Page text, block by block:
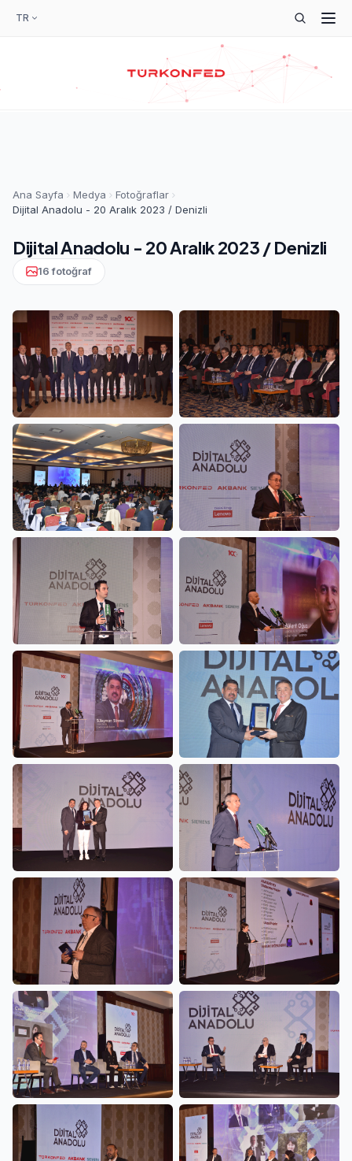
TR
Ana Sayfa Medya
Fotoğraflar
Dijital Anadolu - 20 Aralık 2023 / Denizli
Dijital Anadolu - 20 Aralık 2023 / Denizli
16 fotoğraf